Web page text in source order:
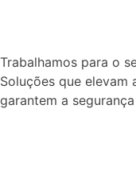
Trabalhamos para o
Soluções que elevam
garantem a